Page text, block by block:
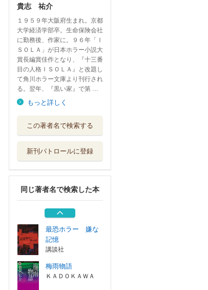
貴志 祐介
１９５９年大阪府生まれ。京都
大学経済学部卒。生命保険会社
に勤務後、作家に。９６年「Ｉ
ＳＯＬＡ」が日本ホラー小説大
賞長編賞佳作となり、『十三番
目の人格ＩＳＯＬＡ』と改題し
て角川ホラー文庫より刊行され
る。翌年、『黒い家』で第 …
もっと詳しく
この著者名で検索する
新刊パトロールに登録
同じ著者名で検索した本
下ろしアンソロ...
秋雨物語
兎は薄氷に駆ける
毎日新聞出版
最恐ホラー 嫌な
記憶
講談社
梅雨物語
ＫＡＤＯＫＡＷＡ